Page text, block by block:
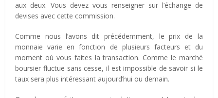
aux deux. Vous devez vous renseigner sur l’échange de
devises avec cette commission.
Comme nous l’avons dit précédemment, le prix de la
monnaie varie en fonction de plusieurs facteurs et du
moment où vous faites la transaction. Comme le marché
boursier fluctue sans cesse, il est impossible de savoir si le
taux sera plus intéressant aujourd’hui ou demain.